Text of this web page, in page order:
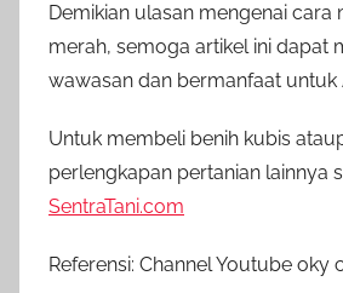
Demikian ulasan mengenai cara
merah, semoga artikel ini dapat
wawasan dan bermanfaat untuk
Untuk membeli benih kubis
perlengkapan pertanian lainnya
SentraTani.com
Referensi: Channel Youtube oky